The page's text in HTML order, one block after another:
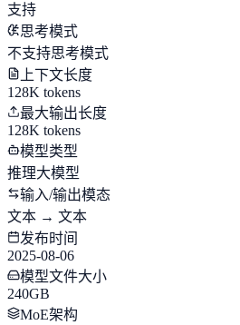
支持
思考模式
不支持思考模式
上下文长度
128K tokens
最大输出长度
128K tokens
模型类型
推理大模型
输入/输出模态
文本 → 文本
发布时间
2025-08-06
模型文件大小
240GB
MoE架构